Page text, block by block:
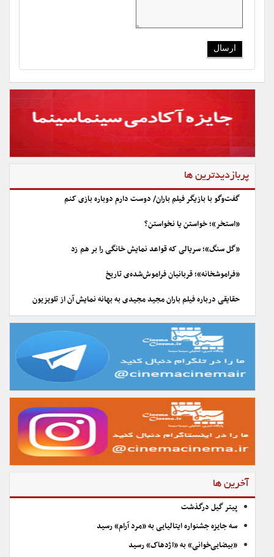
پربازدیدترین ها
گفت‌وگو با بازیگر فیلم باران/ دوست دارم دوباره بازی کنم
«استخر»؛ خواستن یا نخواستن؟
«گل سنگ»؛ سریالی که قواعد نمایش خانگی را بر هم زد
«فراموشخانه»؛ قربانیان فراموش‌شده‌ی تاریخ
حقایقی درباره فیلم باران مجید مجیدی به بهانه نمایش آن از تلویزیون
آخرین ها
پیتر گیل درگذشت
سه جایزه جشنواره ایتالیایی به «مرد آرام» رسید
«بیضایی‌خوانی» به «اژدهاک» رسید